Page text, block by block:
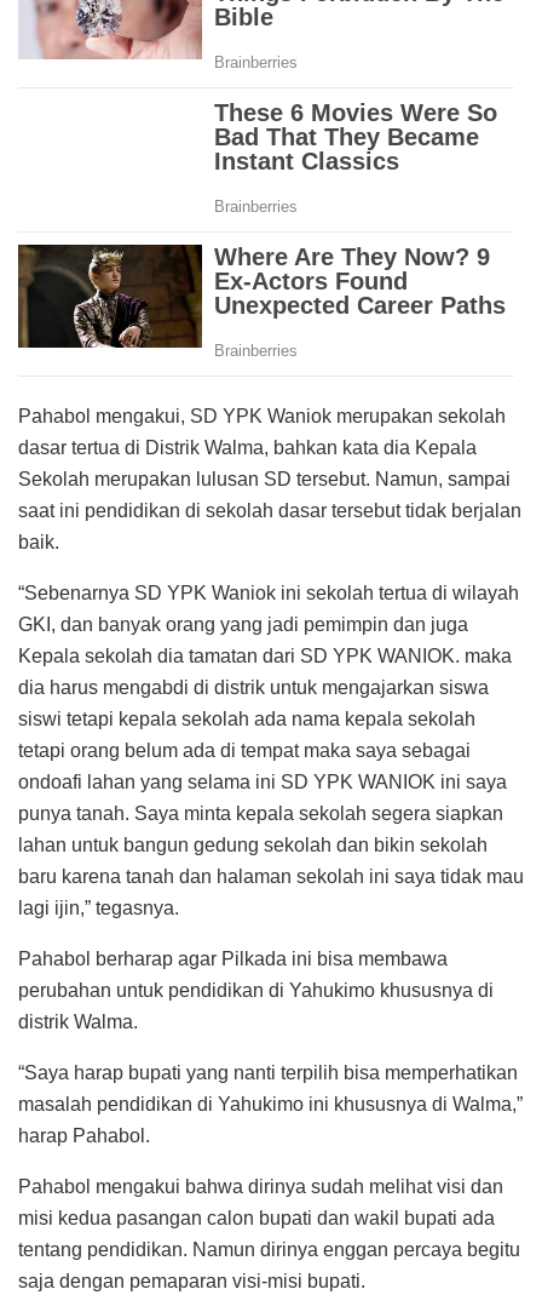
Pahabol mengakui, SD YPK Waniok merupakan sekolah
dasar tertua di Distrik Walma, bahkan kata dia Kepala
Sekolah merupakan lulusan SD tersebut. Namun, sampai
saat ini pendidikan di sekolah dasar tersebut tidak berjalan
baik.
“Sebenarnya SD YPK Waniok ini sekolah tertua di wilayah
GKI, dan banyak orang yang jadi pemimpin dan juga
Kepala sekolah dia tamatan dari SD YPK WANIOK. maka
dia harus mengabdi di distrik untuk mengajarkan siswa
siswi tetapi kepala sekolah ada nama kepala sekolah
tetapi orang belum ada di tempat maka saya sebagai
ondoafi lahan yang selama ini SD YPK WANIOK ini saya
punya tanah. Saya minta kepala sekolah segera siapkan
lahan untuk bangun gedung sekolah dan bikin sekolah
baru karena tanah dan halaman sekolah ini saya tidak mau
lagi ijin,” tegasnya.
Pahabol berharap agar Pilkada ini bisa membawa
perubahan untuk pendidikan di Yahukimo khususnya di
distrik Walma.
“Saya harap bupati yang nanti terpilih bisa memperhatikan
masalah pendidikan di Yahukimo ini khususnya di Walma,”
harap Pahabol.
Pahabol mengakui bahwa dirinya sudah melihat visi dan
misi kedua pasangan calon bupati dan wakil bupati ada
tentang pendidikan. Namun dirinya enggan percaya begitu
saja dengan pemaparan visi-misi bupati.